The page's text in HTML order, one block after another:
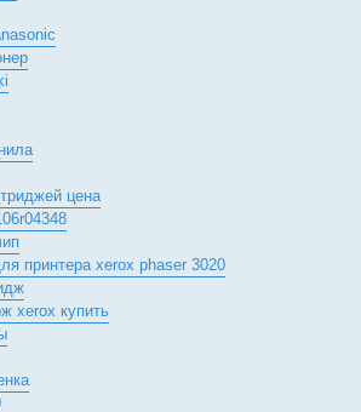
цена
принтера xerox phaser 3020
xerox купить